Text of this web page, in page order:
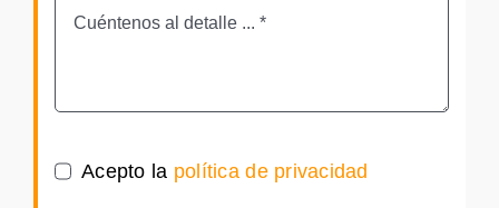
Acepto la política de privacidad